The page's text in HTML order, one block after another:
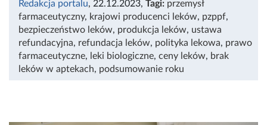
Redakcja portalu, 22.12.2023, Tagi: przemysł
farmaceutyczny, krajowi producenci leków, pzppf,
bezpieczeństwo leków, produkcja leków, ustawa
refundacyjna, refundacja leków, polityka lekowa, prawo
farmaceutyczne, leki biologiczne, ceny leków, brak
leków w aptekach, podsumowanie roku